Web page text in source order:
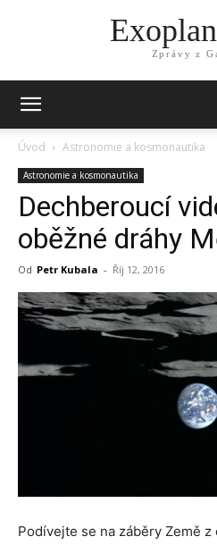
Zprávy z
Úvod Astronomie a kosmonautika
Astronomie a kosmonautika
Dechberoucí
oběžné dráhy
Od Petr Kubala - Říj 12, 2016
Podívejte se na záběry Země